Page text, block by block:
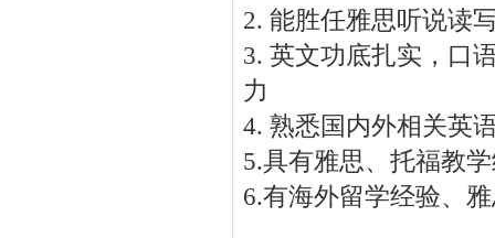
2. 能胜任雅思听说读
3. 英文功底扎实，口
力
4. 熟悉国内外相关英
5.具有雅思、托福教
6.有海外留学经验、